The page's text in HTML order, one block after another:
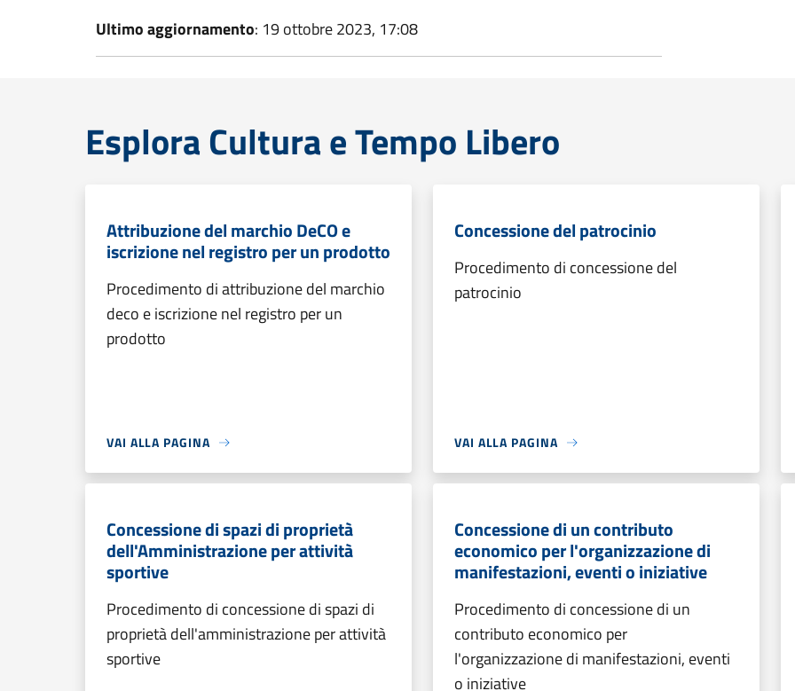
Ultimo aggiornamento: 19 ottobre 2023, 17:08
Esplora Cultura e Tempo Libero
Attribuzione del marchio DeCO e
iscrizione nel registro per un prodotto
Procedimento di attribuzione del marchio
deco e iscrizione nel registro per un
prodotto
VAI ALLA PAGINA
Concessione del patrocinio
Procedimento di concessione del
patrocinio
VAI ALLA PAGINA
Concessione di spazi di proprietà
dell'Amministrazione per attività
sportive
Procedimento di concessione di spazi di
proprietà dell'amministrazione per attività
sportive
Concessione di un contributo
economico per l'organizzazione di
manifestazioni, eventi o iniziative
Procedimento di concessione di un
contributo economico per
l'organizzazione di manifestazioni, eventi
o iniziative